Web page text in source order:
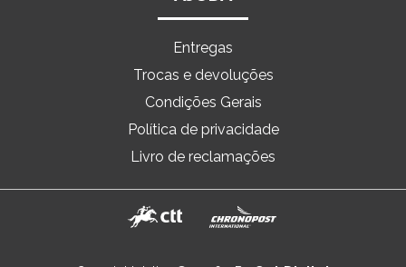
Entregas
Trocas e devoluções
Condições Gerais
Política de privacidade
Livro de reclamações